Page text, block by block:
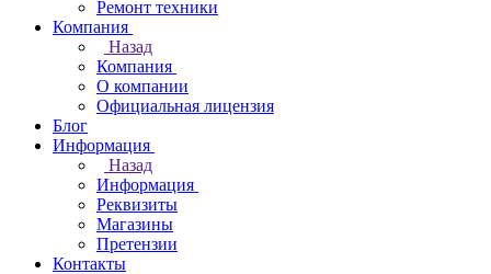
Ремонт техники
Компания
Назад
Компания
О компании
Официальная лицензия
Блог
Информация
Назад
Информация
Реквизиты
Магазины
Претензии
Контакты